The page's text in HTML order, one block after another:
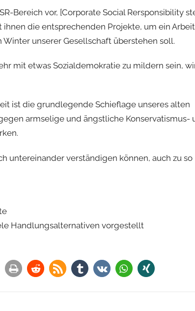
Bereich vor, [Corporate Social Rersponsibility
die entsprechenden Projekte, um ein
unserer Gesellschaft überstehen soll.
mit etwas Sozialdemokratie zu mildern sein,
ist die grundlegende Schieflage unseres alten
armselige und ängstliche Konservatismus-
untereinander verständigen können, auch zu so
Handlungsalternativen vorgestellt